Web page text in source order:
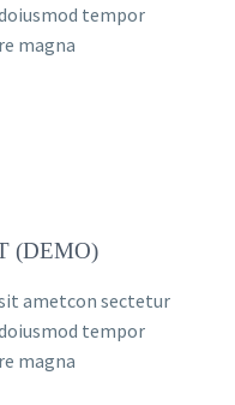
tempor
magna
(DEMO)
ametcon sectetur
tempor
magna